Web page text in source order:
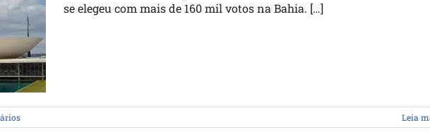
se elegeu com mais de 160 mil votos na Bahia. […]
Leia